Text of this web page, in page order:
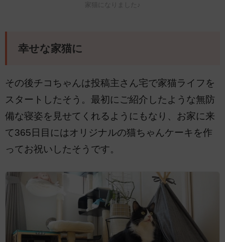
家猫になりました♪
幸せな家猫に
その後チコちゃんは投稿主さん宅で家猫ライフを
スタートしたそう。最初にご紹介したような無防
備な寝姿を見せてくれるようにもなり、お家に来
て365日目にはオリジナルの猫ちゃんケーキを作
ってお祝いしたそうです。